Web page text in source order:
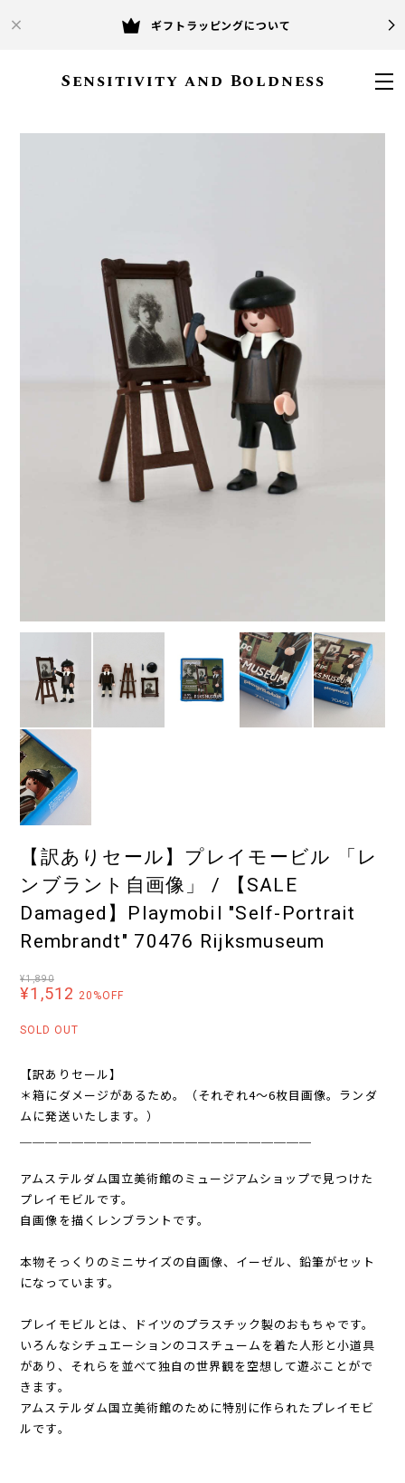
ギフトラッピングについて
Sensitivity and Boldness
【訳ありセール】プレイモービル 「レ
ンブラント自画像」 / 【SALE
Damaged】Playmobil "Self-Portrait
Rembrandt" 70476 Rijksmuseum
¥1,890
¥1,512 20%OFF
SOLD OUT
【訳ありセール】
＊箱にダメージがあるため。（それぞれ4〜6枚目画像。ランダ
ムに発送いたします。）
アムステルダム国立美術館のミュージアムショップで見つけた
プレイモビルです。
自画像を描くレンブラントです。
本物そっくりのミニサイズの自画像、イーゼル、鉛筆がセット
になっています。
プレイモビルとは、ドイツのプラスチック製のおもちゃです。
いろんなシチュエーションのコスチュームを着た人形と小道具
があり、それらを並べて独自の世界観を空想して遊ぶことがで
きます。
アムステルダム国立美術館のために特別に作られたプレイモビ
ルです。